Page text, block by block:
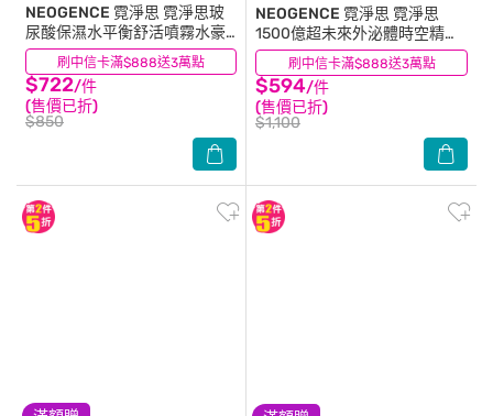
刷中信卡滿$888送3萬點
NEOGENCE 霓淨思 霓淨思玻
尿酸保濕水平衡舒活噴霧水豪
華組(噴霧水300mL*3)
$722/件
(售價已折)
$850
(2) 刷中信卡滿$888送3萬點
NEOGENCE 霓淨思 霓淨思
1500億超未來外泌體時空精華
30ML
$594/件
(售價已折)
$1,100
(0)